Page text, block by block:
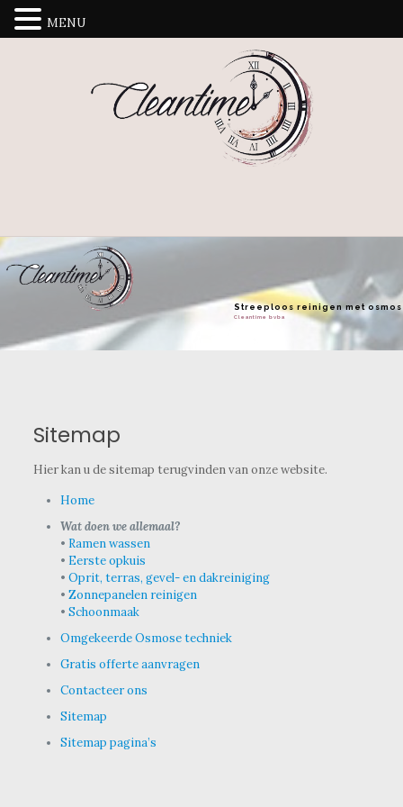
Streeploos reinigen met
Cleantime bvba
Sitemap
Hier kan u de sitemap terugvinden van onze website.
Home
Wat doen we allemaal?
• Ramen wassen
• Eerste opkuis
• Oprit, terras, gevel- en dakreiniging
• Zonnepanelen reinigen
• Schoonmaak
Omgekeerde Osmose techniek
Gratis offerte aanvragen
Contacteer ons
Sitemap
Sitemap pagina’s
MENU